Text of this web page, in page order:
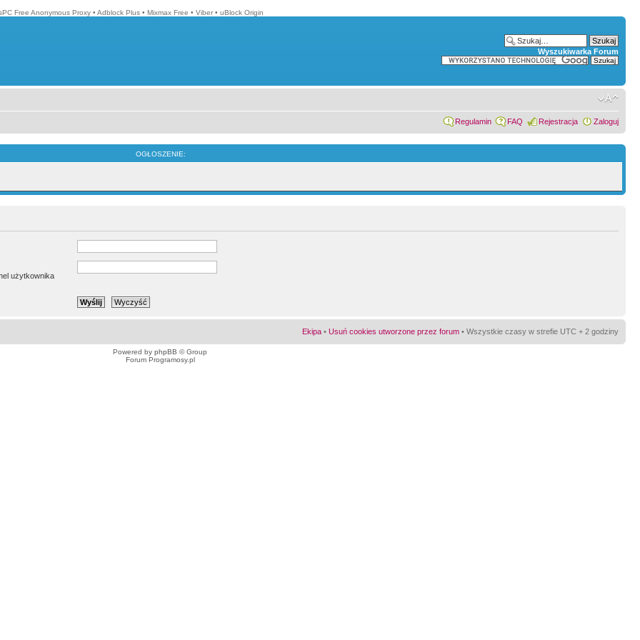
Free Anonymous Proxy • Adblock Plus • Mixmax Free • Viber • uBlock Origin
Wyszukiwarka Forum
Regulamin FAQ Rejestracja Zaloguj
OGŁOSZENIE:
użytkownika
Ekipa • Usuń cookies utworzone przez forum • Wszystkie czasy w strefie UTC + 2 godziny
Powered by phpBB © Group
Forum Programosy.pl